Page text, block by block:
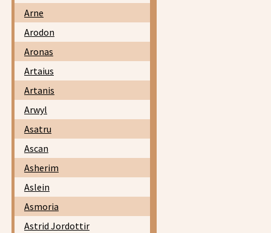
Arne
Arodon
Aronas
Artaius
Artanis
Arwyl
Asatru
Ascan
Asherim
Aslein
Asmoria
Astrid Jordottir